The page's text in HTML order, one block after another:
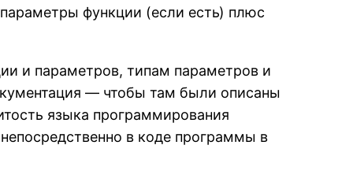
функции (если есть) плюс
и параметров, типам параметров и
— чтобы там были описаны
языка программирования
в коде программы в